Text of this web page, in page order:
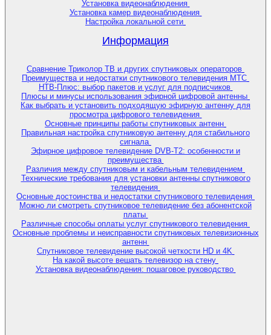
Установка видеонаблюдения
Установка камер видеонаблюдения
Настройка локальной сети
Информация
Сравнение Триколор ТВ и других спутниковых операторов
Преимущества и недостатки спутникового телевидения МТС
НТВ-Плюс: выбор пакетов и услуг для подписчиков
Плюсы и минусы использования эфирной цифровой антенны
Как выбрать и установить подходящую эфирную антенну для
просмотра цифрового телевидения
Основные принципы работы спутниковых антенн
Правильная настройка спутниковую антенну для стабильного
сигнала
Эфирное цифровое телевидение DVB-T2: особенности и
преимущества
Различия между спутниковым и кабельным телевидением
Технические требования для установки антенны спутникового
телевидения
Основные достоинства и недостатки спутникового телевидения
Можно ли смотреть спутниковое телевидение без абонентской
платы
Различные способы оплаты услуг спутникового телевидения
Основные проблемы и неисправности спутниковых телевизионных
антенн
Спутниковое телевидение высокой четкости HD и 4K
На какой высоте вешать телевизор на стену
Установка видеонаблюдения: пошаговое руководство